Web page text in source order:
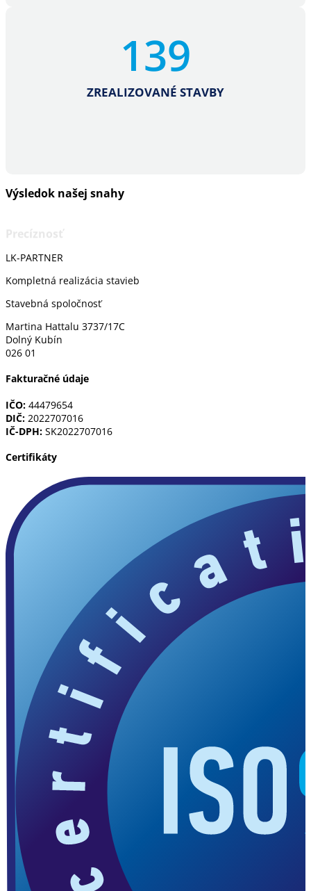
139
ZREALIZOVANÉ STAVBY
Výsledok našej snahy
LK-PARTNER
Kompletná realizácia stavieb
Stavebná spoločnosť
Martina Hattalu 3737/17C
Dolný Kubín
026 01
Fakturačné údaje
IČO: 44479654
DIČ: 2022707016
IČ-DPH: SK2022707016
Certifikáty